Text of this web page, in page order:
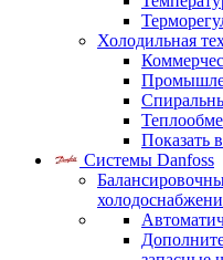
Холодильная
Показать
Системы Danfoss